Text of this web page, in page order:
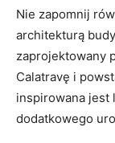
Nie zapomnij
architekturą
⁤zaprojektowany
Calatravę i
inspirowana jest
dodatkowego